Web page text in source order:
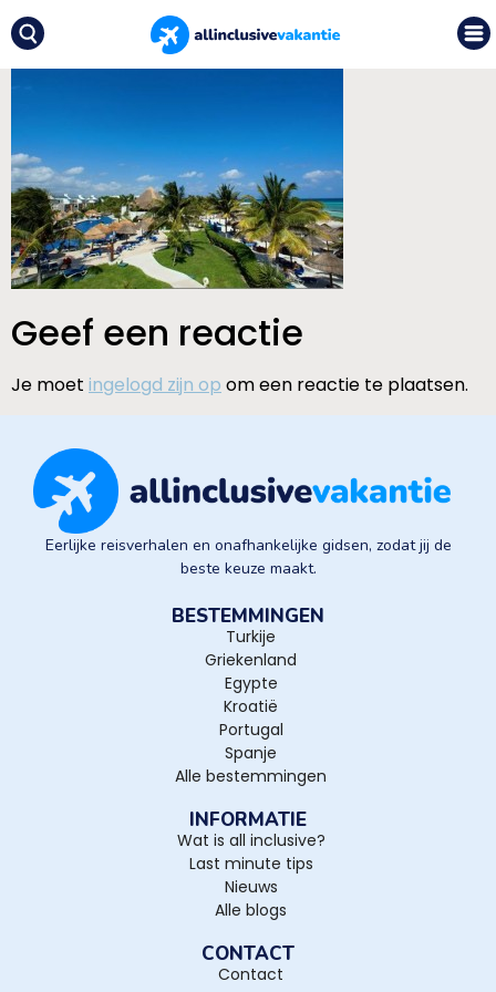
Geef een reactie
Je moet ingelogd zijn op om een reactie te plaatsen.
Eerlijke reisverhalen en onafhankelijke gidsen, zodat jij de
beste keuze maakt.
BESTEMMINGEN
Turkije
Griekenland
Egypte
Kroatië
Portugal
Spanje
Alle bestemmingen
INFORMATIE
Wat is all inclusive?
Last minute tips
Nieuws
Alle blogs
CONTACT
Contact